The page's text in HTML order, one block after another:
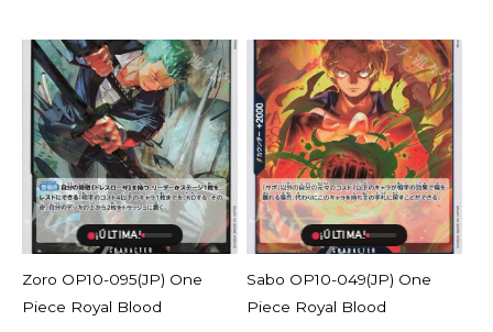
¡ÚLTIMA!
Zoro OP10-095(JP) One
Piece Royal Blood
¡ÚLTIMA!
Sabo OP10-049(JP) One
Piece Royal Blood